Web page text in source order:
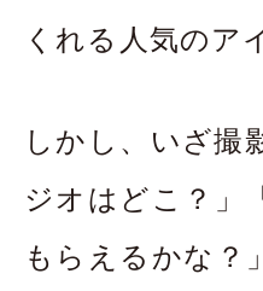
くれる人気のア
しかし、いざ撮
ジオはどこ？」
もらえるかな？